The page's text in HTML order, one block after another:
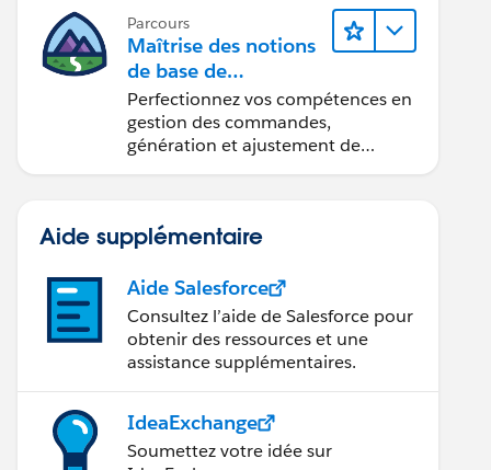
Parcours
Maîtrise des notions
de base de
l’administration de
Salesforce Billing
Perfectionnez vos compétences en
gestion des commandes,
génération et ajustement de
Aide supplémentaire
Aide Salesforce
Consultez l’aide de Salesforce pour
obtenir des ressources et une
assistance supplémentaires.
IdeaExchange
Soumettez votre idée sur